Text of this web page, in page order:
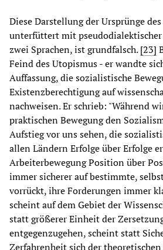
Diese Darstellung der Ursprünge
unterfüttert mit
zwei Sprachen, ist grundfalsch.[23]
Feind des Utopismus - er wandte
Auffassung, die sozialistische
Existenzberechtigung auf
nachweisen. Er schrieb: "Während
praktischen Bewegung den
Aufstieg vor uns sehen, die
allen Ländern Erfolge über Erfolge
Arbeiterbewegung Position über
immer sicherer auf bestimmte,
vorrückt, ihre Forderungen immer
scheint auf dem Gebiet der
statt größerer Einheit der
entgegenzugehen, scheint statt
Zerfahrenheit sich der